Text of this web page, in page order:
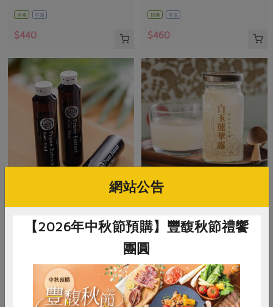
全素 常溫
$440
奶素 常溫
$460
業)-20mL*12
常溫 預購
萬生生機股份有限公司
150公克* 6入/盒, 150公克(固形量78公
全素 常溫 預購
$570
網站公告
【2026年中秋節預購】豐馥秋節禮饗
團圓